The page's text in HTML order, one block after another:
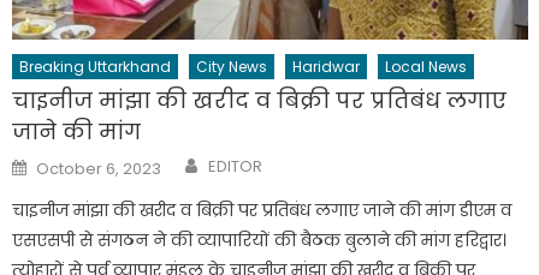
Breaking Uttarkhand City News Haridwar Local News
चाइनीज मांझा की खरीद व बिक्री पर प्रतिबंध लगाए
जाने की मांग
Posted
on
October 6, 2023 Author
EDITOR
चाइनीज मांझा की खरीद व बिक्री पर प्रतिबंध लगाए जाने की मांग डीएम व
एसएसपी से संगठन ने की व्यापारियों की बैठक बुलाने की मांग हरिद्वार।
त्योहारों से पूर्व व्यापार मंडल के चाइनीज मांझा की खरीद व बिक्री पर